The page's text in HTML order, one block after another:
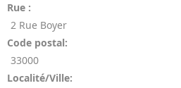
Rue :
2 Rue Boyer
Code postal:
33000
Localité/Ville: